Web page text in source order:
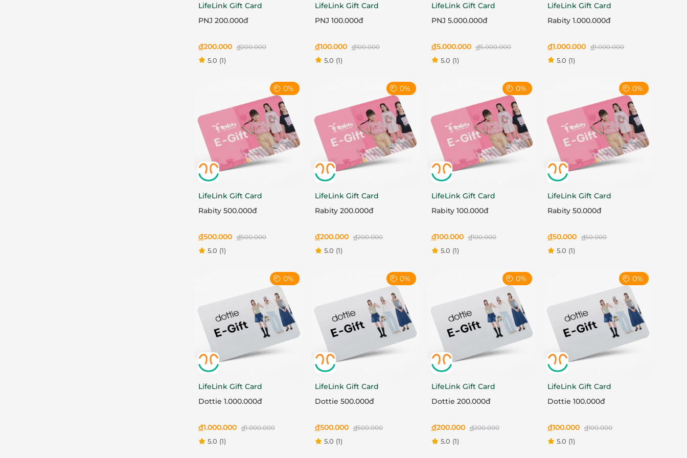
LifeLink Gift Card
PNJ 200.000đ
đ200.000 đ200.000
5.0 (1)
LifeLink Gift Card
PNJ 100.000đ
đ100.000 đ100.000
5.0 (1)
LifeLink Gift Card
PNJ 5.000.000đ
đ5.000.000 đ5.000.000
5.0 (1)
LifeLink Gift Card
Rabity 1.000.000đ
đ1.000.000 đ1.000.000
5.0 (1)
0%
LifeLink Gift Card
Rabity 500.000đ
đ500.000 đ500.000
5.0 (1)
0%
LifeLink Gift Card
Rabity 200.000đ
đ200.000 đ200.000
5.0 (1)
0%
LifeLink Gift Card
Rabity 100.000đ
đ100.000 đ100.000
5.0 (1)
0%
LifeLink Gift Card
Rabity 50.000đ
đ50.000 đ50.000
5.0 (1)
0%
LifeLink Gift Card
Dottie 1.000.000đ
đ1.000.000 đ1.000.000
5.0 (1)
0%
LifeLink Gift Card
Dottie 500.000đ
đ500.000 đ500.000
5.0 (1)
0%
LifeLink Gift Card
Dottie 200.000đ
đ200.000 đ200.000
5.0 (1)
0%
LifeLink Gift Card
Dottie 100.000đ
đ100.000 đ100.000
5.0 (1)